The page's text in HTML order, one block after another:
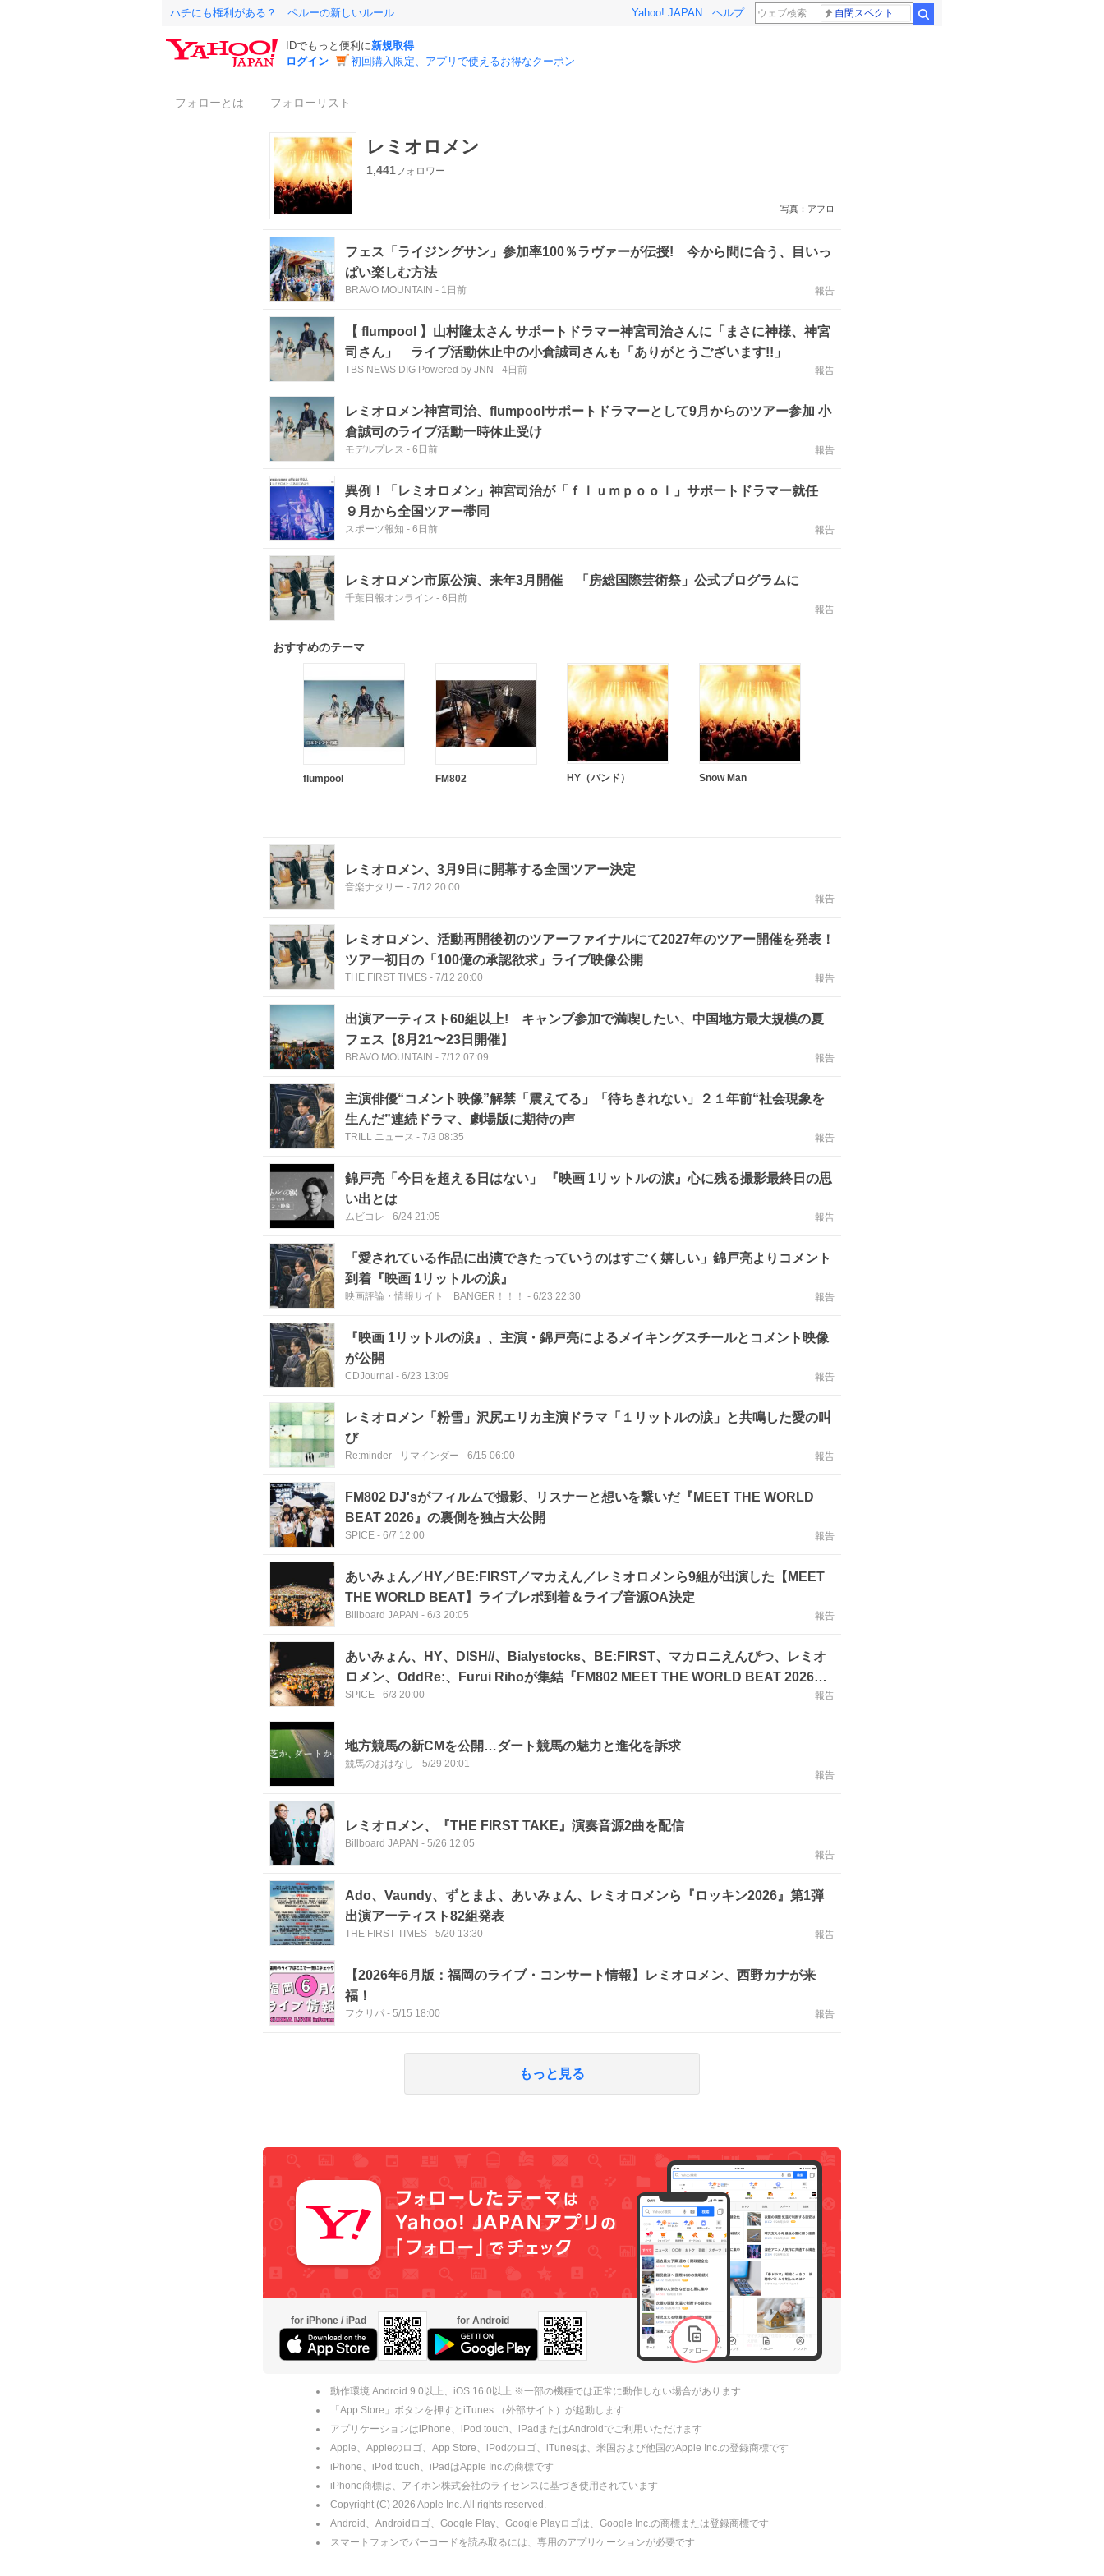
ハチにも権利がある？ ペルーの新しいルール Yahoo! JAPAN ヘルプ
IDでもっと便利に新規取得
ログイン
初回購入限定、アプリで使えるお得なクーポン
フォローとは フォローリスト
レミオロメン
1,441フォロワー
写真：アフロ
フェス「ライジングサン」参加率100％ラヴァーが伝授! 今から間に合う、目いっ
ぱい楽しむ方法
BRAVO MOUNTAIN - 1日前 報告
【 flumpool 】山村隆太さん サポートドラマー神宮司治さんに「まさに神様、神宮
司さん」 ライブ活動休止中の小倉誠司さんも「ありがとうございます!!」
TBS NEWS DIG Powered by JNN - 4日前 報告
レミオロメン神宮司治、flumpoolサポートドラマーとして9月からのツアー参加 小
倉誠司のライブ活動一時休止受け
モデルプレス - 6日前 報告
異例！「レミオロメン」神宮司治が「ｆｌｕｍｐｏｏｌ」サポートドラマー就任
９月から全国ツアー帯同
スポーツ報知 - 6日前 報告
レミオロメン市原公演、来年3月開催 「房総国際芸術祭」公式プログラムに
千葉日報オンライン - 6日前
報告
おすすめのテーマ
flumpool FM802 HY（バンド） Snow Man
レミオロメン、3月9日に開幕する全国ツアー決定
音楽ナタリー - 7/12 20:00
報告
レミオロメン、活動再開後初のツアーファイナルにて2027年のツアー開催を発表！
ツアー初日の「100億の承認欲求」ライブ映像公開
THE FIRST TIMES - 7/12 20:00 報告
出演アーティスト60組以上! キャンプ参加で満喫したい、中国地方最大規模の夏
フェス【8月21〜23日開催】
BRAVO MOUNTAIN - 7/12 07:09 報告
主演俳優“コメント映像”解禁「震えてる」「待ちきれない」２１年前“社会現象を
生んだ”連続ドラマ、劇場版に期待の声
TRILL ニュース - 7/3 08:35 報告
錦戸亮「今日を超える日はない」 『映画 1リットルの涙』心に残る撮影最終日の思
い出とは
ムビコレ - 6/24 21:05 報告
「愛されている作品に出演できたっていうのはすごく嬉しい」錦戸亮よりコメント
到着『映画 1リットルの涙』
映画評論・情報サイト BANGER！！！ - 6/23 22:30 報告
『映画 1リットルの涙』、主演・錦戸亮によるメイキングスチールとコメント映像
が公開
CDJournal - 6/23 13:09 報告
レミオロメン「粉雪」沢尻エリカ主演ドラマ「１リットルの涙」と共鳴した愛の叫
び
Re:minder - リマインダー - 6/15 06:00 報告
FM802 DJ'sがフィルムで撮影、リスナーと想いを繋いだ『MEET THE WORLD
BEAT 2026』の裏側を独占大公開
SPICE - 6/7 12:00 報告
あいみょん／HY／BE:FIRST／マカえん／レミオロメンら9組が出演した【MEET
THE WORLD BEAT】ライブレポ到着＆ライブ音源OA決定
Billboard JAPAN - 6/3 20:05 報告
あいみょん、HY、DISH//、Bialystocks、BE:FIRST、マカロニえんぴつ、レミオ
ロメン、OddRe:、Furui Rihoが集結『FM802 MEET THE WORLD BEAT 2026』
特番決定、オフィシャルレポート到着
SPICE - 6/3 20:00 報告
地方競馬の新CMを公開…ダート競馬の魅力と進化を訴求
競馬のおはなし - 5/29 20:01
報告
レミオロメン、『THE FIRST TAKE』演奏音源2曲を配信
Billboard JAPAN - 5/26 12:05
報告
Ado、Vaundy、ずとまよ、あいみょん、レミオロメンら『ロッキン2026』第1弾
出演アーティスト82組発表
THE FIRST TIMES - 5/20 13:30 報告
【2026年6月版：福岡のライブ・コンサート情報】レミオロメン、西野カナが来
福！
フクリパ - 5/15 18:00 報告
もっと見る
for iPhone / iPad for Android
動作環境 Android 9.0以上、iOS 16.0以上 ※一部の機種では正常に動作しない場合があります
「App Store」ボタンを押すとiTunes （外部サイト）が起動します
アプリケーションはiPhone、iPod touch、iPadまたはAndroidでご利用いただけます
Apple、Appleのロゴ、App Store、iPodのロゴ、iTunesは、米国および他国のApple Inc.の登録商標です
iPhone、iPod touch、iPadはApple Inc.の商標です
iPhone商標は、アイホン株式会社のライセンスに基づき使用されています
Copyright (C) 2026 Apple Inc. All rights reserved.
Android、Androidロゴ、Google Play、Google Playロゴは、Google Inc.の商標または登録商標です
スマートフォンでバーコードを読み取るには、専用のアプリケーションが必要です